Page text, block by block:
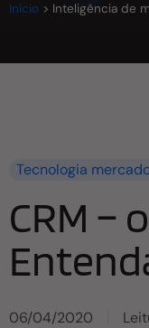
Início > Inteligência de
Tecnologia
CRM –
06/04/2020